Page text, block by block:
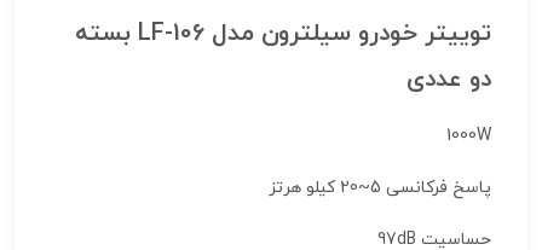
توییتر خودرو سیلترون مدل LF-106 بسته
دو عددی
1000W
پاسخ فرکانسی 5‍~20 کیلو هرتز
حساسیت 97dB